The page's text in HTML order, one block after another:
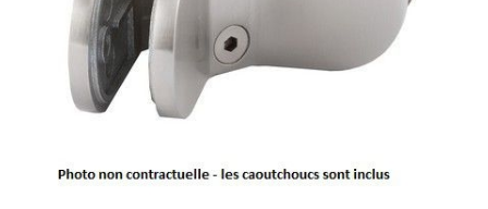
GUIDE : CHOIX PAR UTILISATION
INSPIRATIONS ET NOUVEAUTÉS
AMBIANCE LAITON BROSSÉ